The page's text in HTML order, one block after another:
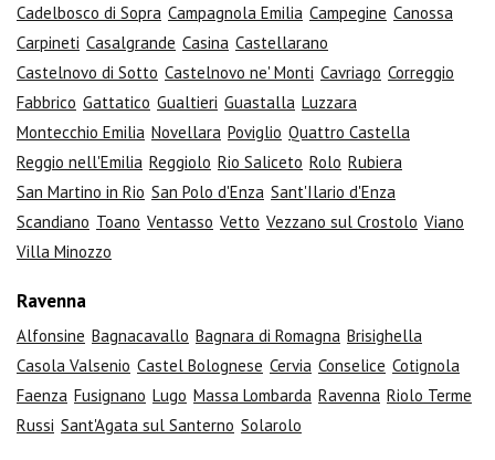
Cadelbosco di Sopra Campagnola Emilia Campegine Canossa
Carpineti Casalgrande Casina Castellarano
Castelnovo di Sotto Castelnovo ne' Monti Cavriago Correggio
Fabbrico Gattatico Gualtieri Guastalla Luzzara
Montecchio Emilia Novellara Poviglio Quattro Castella
Reggio nell'Emilia Reggiolo Rio Saliceto Rolo Rubiera
San Martino in Rio San Polo d'Enza Sant'Ilario d'Enza
Scandiano Toano Ventasso Vetto Vezzano sul Crostolo Viano
Villa Minozzo
Ravenna
Alfonsine Bagnacavallo Bagnara di Romagna Brisighella
Casola Valsenio Castel Bolognese Cervia Conselice Cotignola
Faenza Fusignano Lugo Massa Lombarda Ravenna Riolo Terme
Russi Sant'Agata sul Santerno Solarolo